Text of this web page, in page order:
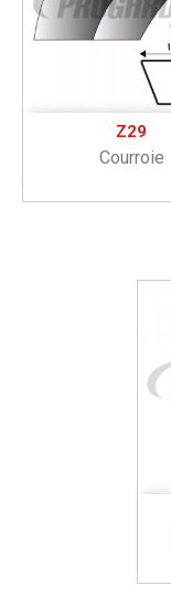
Z29
Courroie